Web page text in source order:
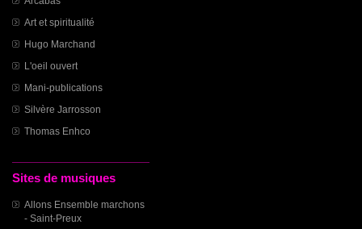
Art et spiritualité
Hugo Marchand
L'oeil ouvert
Mani-publications
Silvère Jarrosson
Thomas Enhco
Sites de musiques
Allons Ensemble marchons
- Saint-Preux